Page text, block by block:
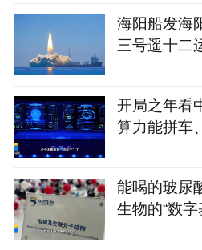
海阳船发
三号遥十二
开局之年看
算力能拼车
能喝的玻尿
生物的“数字